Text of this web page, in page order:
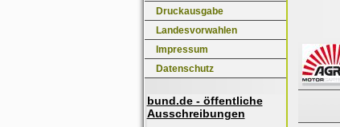
Druckausgabe
Landesvorwahlen
Impressum
Datenschutz
bund.de - öffentliche
Ausschreibungen